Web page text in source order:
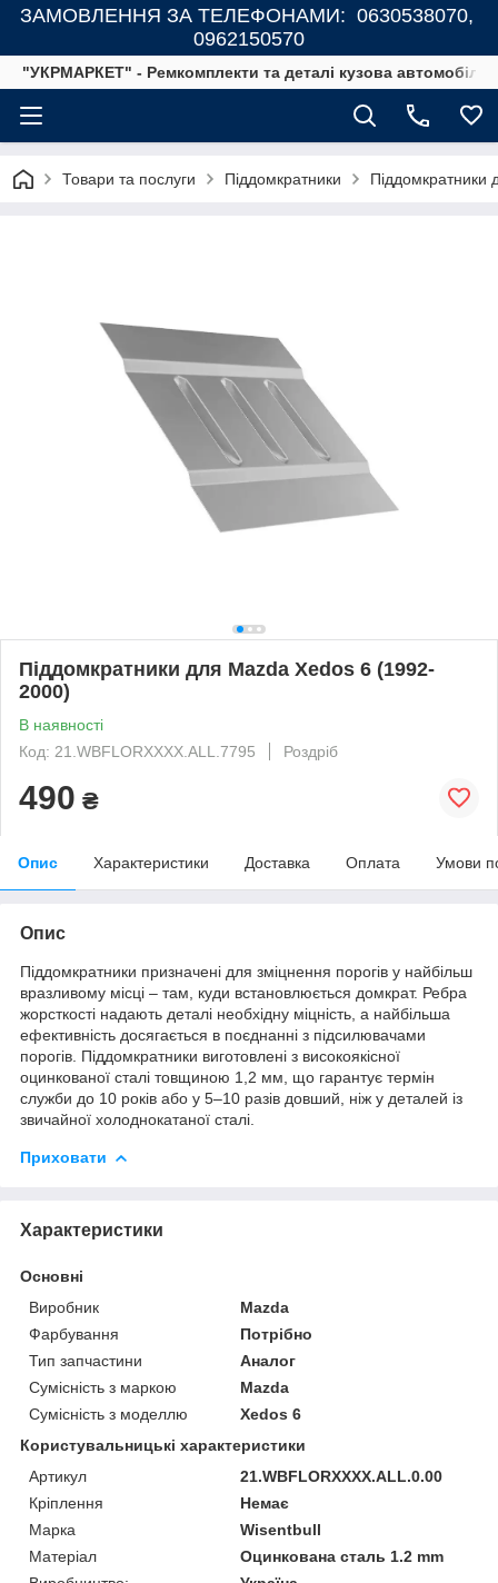
ЗАМОВЛЕННЯ ЗА ТЕЛЕФОНАМИ: 0630538070,
0962150570
"УКРМАРКЕТ" - Ремкомплекти та деталі кузова автомобілів
Товари та послуги Піддомкратники
Піддомкратники для Mazda Xedos 6 (1992-
2000)
В наявності
Код: 21.WBFLORXXXX.ALL.7795
Роздріб
490 ₴
Опис Характеристики Доставка Оплата Умови
Опис
Піддомкратники призначені для зміцнення порогів у найбільш
вразливому місці – там, куди встановлюється домкрат. Ребра
жорсткості надають деталі необхідну міцність, а найбільша
ефективність досягається в поєднанні з підсилювачами
порогів. Піддомкратники виготовлені з високоякісної
оцинкованої сталі товщиною 1,2 мм, що гарантує термін
служби до 10 років або у 5–10 разів довший, ніж у деталей із
звичайної холоднокатаної сталі.
Приховати
Характеристики
Основні
Виробник
Mazda
Фарбування
Потрібно
Тип запчастини
Аналог
Сумісність з маркою
Mazda
Сумісність з моделлю
Xedos 6
Користувальницькі характеристики
Артикул
21.WBFLORXXXX.ALL.0.00
Кріплення
Немає
Марка
Wisentbull
Матеріал
Оцинкована сталь 1.2 mm